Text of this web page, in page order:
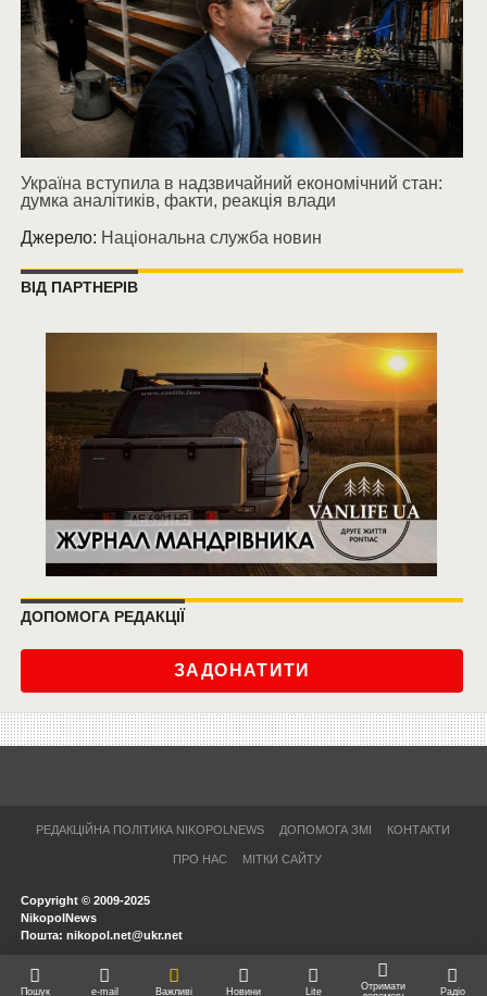
Україна вступила в надзвичайний економічний стан:
думка аналітиків, факти, реакція влади
Джерело: Національна служба новин
ВІД ПАРТНЕРІВ
ДОПОМОГА РЕДАКЦІЇ
ЗАДОНАТИТИ
РЕДАКЦІЙНА ПОЛІТИКА NIKOPOLNEWS ДОПОМОГА ЗМІ КОНТАКТИ
ПРО НАС МІТКИ САЙТУ
Copyright © 2009-2025
NikopolNews
Пошта: nikopol.net@ukr.net
Пошук e-mail Важливі Новини Lite
Отримати
Радіо